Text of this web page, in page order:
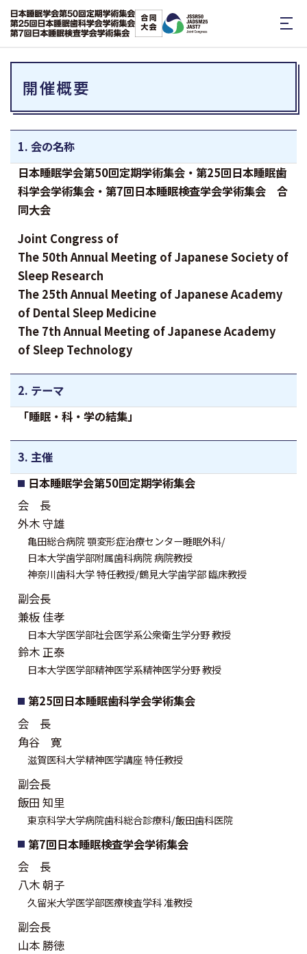
開催概要
1. 会の名称
日本睡眠学会第50回定期学術集会・第25回日本睡眠歯
科学会学術集会・第7回日本睡眠検査学会学術集会 合
同大会
Joint Congress of
The 50th Annual Meeting of Japanese Society of
Sleep Research
The 25th Annual Meeting of Japanese Academy
of Dental Sleep Medicine
The 7th Annual Meeting of Japanese Academy
of Sleep Technology
2. テーマ
「睡眠・科・学の結集」
3. 主催
日本睡眠学会第50回定期学術集会
会 長
外木 守雄
亀田総合病院 顎変形症治療センター睡眠外科/
日本大学歯学部附属歯科病院 病院教授
神奈川歯科大学 特任教授/鶴見大学歯学部 臨床教授
副会長
兼板 佳孝
日本大学医学部社会医学系公衆衛生学分野 教授
鈴木 正泰
日本大学医学部精神医学系精神医学分野 教授
第25回日本睡眠歯科学会学術集会
会 長
角谷 寛
滋賀医科大学精神医学講座 特任教授
副会長
飯田 知里
東京科学大学病院歯科総合診療科/飯田歯科医院
第7回日本睡眠検査学会学術集会
会 長
八木 朝子
久留米大学医学部医療検査学科 准教授
副会長
山本 勝徳